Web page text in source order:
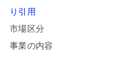
り引用
市場区分
事業の内容